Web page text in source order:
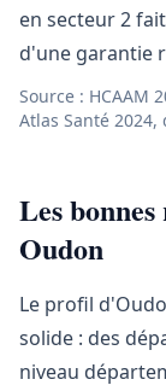
en secteur 2
d'une garantie
Source : HCAAM
Atlas Santé 2024,
Les
Oudon
Le profil
solide : des
niveau